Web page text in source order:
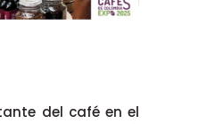
del café en el